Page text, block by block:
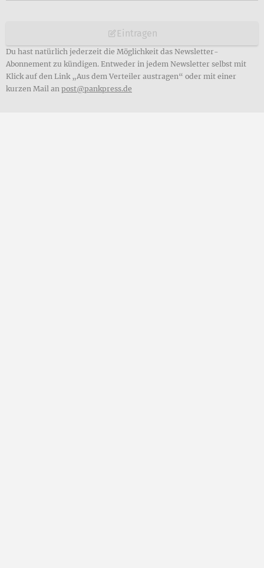
Eintragen
Du hast natürlich jederzeit die Möglichkeit das Newsletter-
Abonnement zu kündigen. Entweder in jedem Newsletter selbst mit
Klick auf den Link „Aus dem Verteiler austragen“ oder mit einer
kurzen Mail an post@pankpress.de